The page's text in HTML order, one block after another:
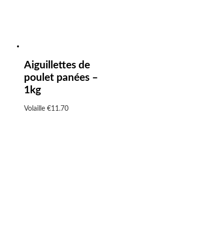
Aiguillettes de
poulet panées –
1kg
Volaille €11.70